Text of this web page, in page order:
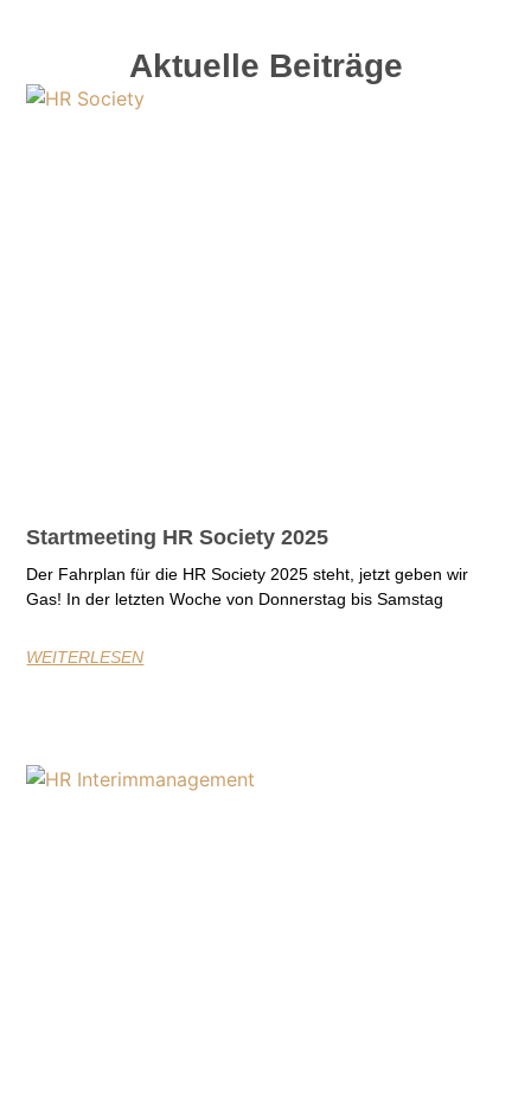
Aktuelle Beiträge
Startmeeting HR Society 2025
Der Fahrplan für die HR Society 2025 steht, jetzt geben wir
Gas! In der letzten Woche von Donnerstag bis Samstag
WEITERLESEN